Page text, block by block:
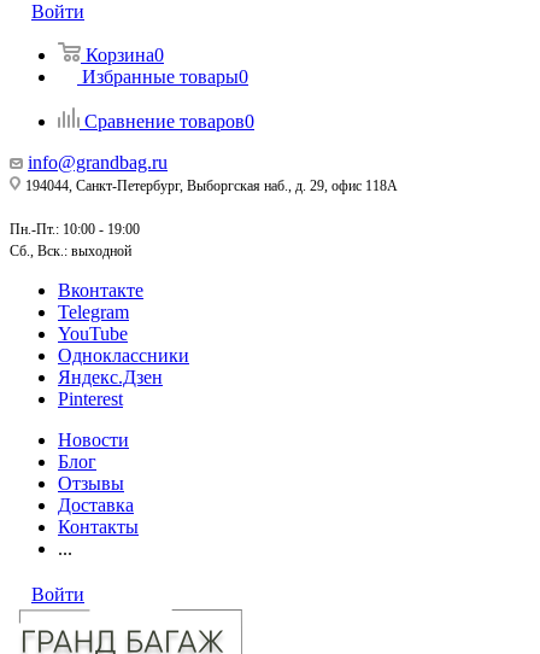
Войти
Корзина0
Избранные товары0
Сравнение товаров0
info@grandbag.ru
194044, Санкт-Петербург, Выборгская наб., д. 29, офис 118А
Пн.-Пт.: 10:00 - 19:00
Сб., Вск.: выходной
Вконтакте
Telegram
YouTube
Одноклассники
Яндекс.Дзен
Pinterest
Новости
Блог
Отзывы
Доставка
Контакты
...
Войти